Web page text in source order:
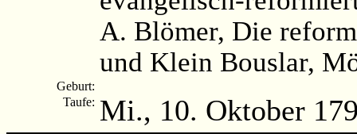
A. Blömer, Die
und Klein Bouslar,
Geburt:
Taufe: Mi., 10. Oktober